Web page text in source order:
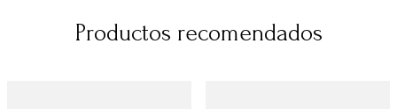
Productos recomendados